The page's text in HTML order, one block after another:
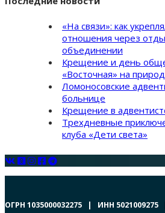
«На связи»: как
отношения через
объединении
Крещение и день
«Восточная» на
Ломоносовские
больнице
Крещение в
Трехдневные
клуба «Дети света»
ОГРН 1035000032275 | ИНН 5021009275